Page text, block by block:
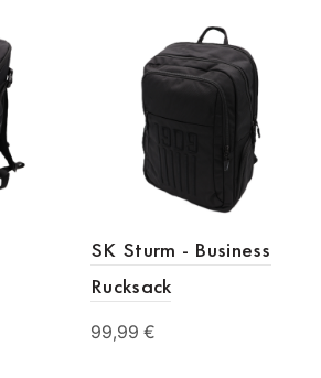
SK Sturm - Business
Rucksack
99,99 €